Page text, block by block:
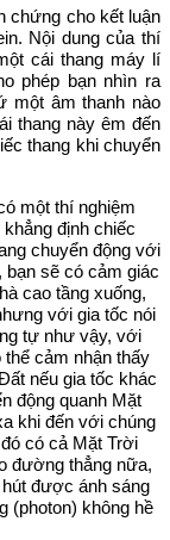
chứng cho kết luận
Nội dung của thí
cái thang máy lí
phép bạn nhìn ra
một âm thanh nào
thang này êm đến
thang khi chuyển
một thí nghiệm
định chiếc
chuyển động với
bạn sẽ có cảm giác
cao tầng xuống,
với gia tốc nói
tự như vậy, với
thể cảm nhận thấy
nếu gia tốc khác
động quanh Mặt
khi đến với chúng
có cả Mặt Trời
đường thẳng nữa,
được ánh sáng
(photon) không hề